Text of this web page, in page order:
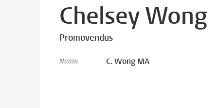
Chelsey Wong
Promovendus
Naam C. Wong MA